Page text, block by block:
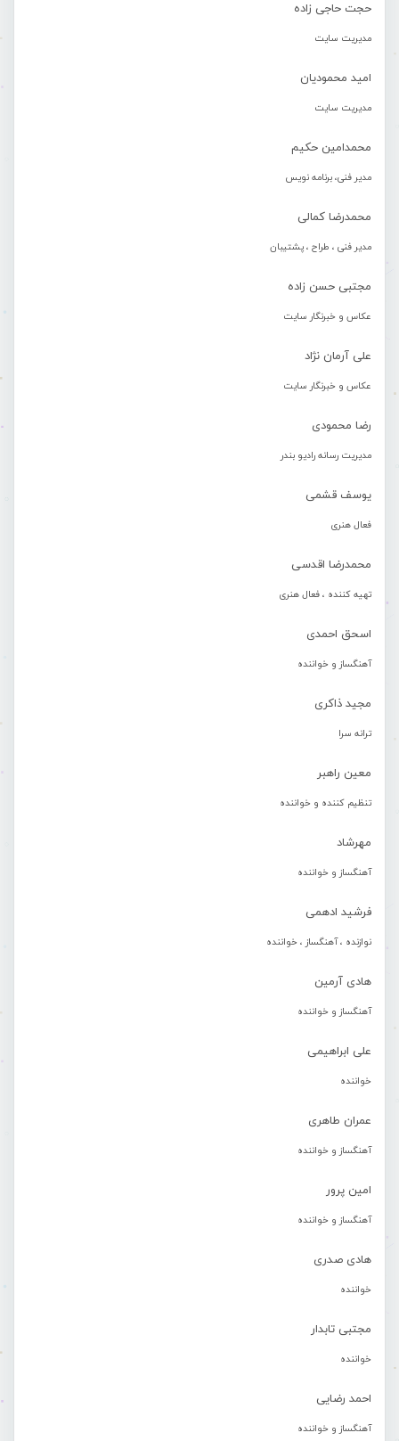
حجت حاجی زاده
مدیریت سایت
امید محمودیان
مدیریت سایت
محمدامین حکیم
مدیر فنی، برنامه نویس
محمدرضا کمالی
مدیر فنی ، طراح ، پشتیبان
مجتبی حسن زاده
عکاس و خبرنگار سایت
علی آرمان نژاد
عکاس و خبرنگار سایت
رضا محمودی
مدیریت رسانه رادیو بندر
یوسف قشمی
فعال هنری
محمدرضا اقدسی
تهیه کننده ، فعال هنری
اسحق احمدی
آهنگساز و خواننده
مجید ذاکری
ترانه سرا
معین راهبر
تنظیم کننده و خواننده
مهرشاد
آهنگساز و خواننده
فرشید ادهمی
نوازنده ، آهنگساز ، خواننده
هادی آرمین
آهنگساز و خواننده
علی ابراهیمی
خواننده
عمران طاهری
آهنگساز و خواننده
امین پرور
آهنگساز و خواننده
هادی صدری
خواننده
مجتبی تابدار
خواننده
احمد رضایی
آهنگساز و خواننده